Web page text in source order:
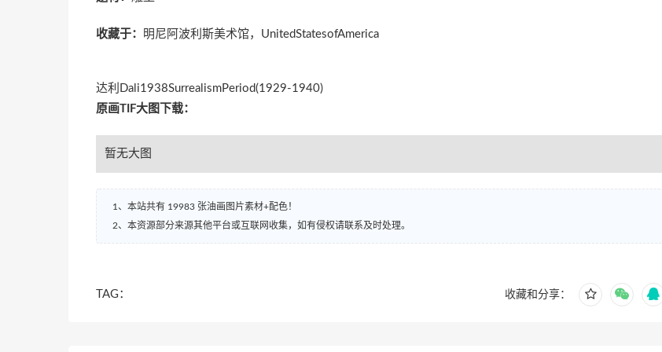
收藏于： 明尼阿波利斯美术馆，UnitedStatesofAmerica
达利Dali1938SurrealismPeriod(1929-1940)
原画TIF大图下载：
暂无大图
1、本站共有 19983 张油画图片素材+配色！
2、本资源部分来源其他平台或互联网收集，如有侵权请联系及时处理。
TAG： 收藏和分享：